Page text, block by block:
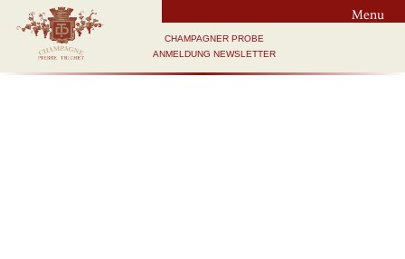
Menu
CHAMPAGNER PROBE
ANMELDUNG NEWSLETTER